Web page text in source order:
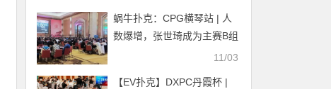
蜗牛扑克：CPG横琴站 | 人
数爆增，张世琦成为主赛B组
11/03
【EV扑克】DXPC丹霞杯 |